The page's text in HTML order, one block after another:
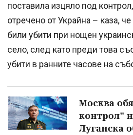
поставила изцяло под
отречено от Украйна – каза,
били убити при нощен
село, след като преди това
убити в ранните часове на
Москва
контрол"
Луганска